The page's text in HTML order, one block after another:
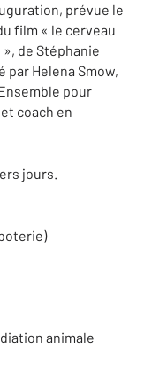
prévue le
film « le cerveau
de Stéphanie
par Helena Smow,
pour
coach en
jours.
animale